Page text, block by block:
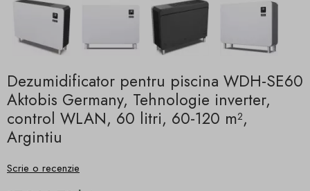
Dezumidificator pentru piscina WDH-SE60
Aktobis Germany, Tehnologie inverter,
control WLAN, 60 litri, 60-120 m²,
Argintiu
Scrie o recenzie